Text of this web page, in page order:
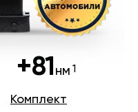
+81 нм
Комплект